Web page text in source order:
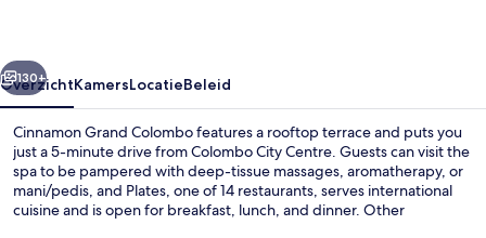
Volgende
130+
OverzichtKamersLocatieBeleid
Cinnamon Grand Colombo features a rooftop terrace and puts you
just a 5-minute drive from Colombo City Centre. Guests can visit the
spa to be pampered with deep-tissue massages, aromatherapy, or
mani/pedis, and Plates, one of 14 restaurants, serves international
cuisine and is open for breakfast, lunch, and dinner. Other